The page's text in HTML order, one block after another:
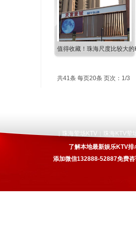
值得收藏！珠海尺度比较大
共41条 每页20条 页次：1/3
珠海荤场KTV
珠海KTV荤
了解本地最新娱乐KTV
添加微信132888-52887免费